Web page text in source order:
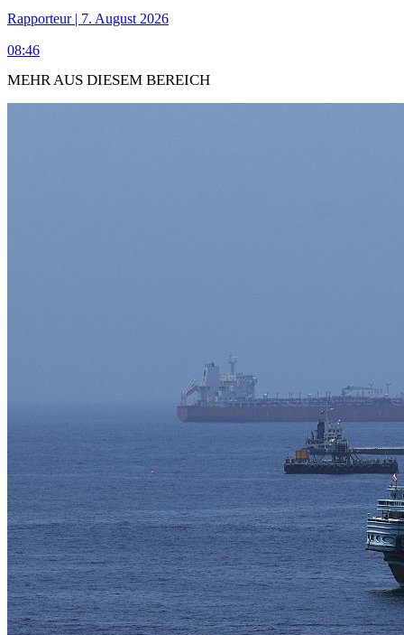
Rapporteur | 7. August 2026
08:46
MEHR AUS DIESEM BEREICH